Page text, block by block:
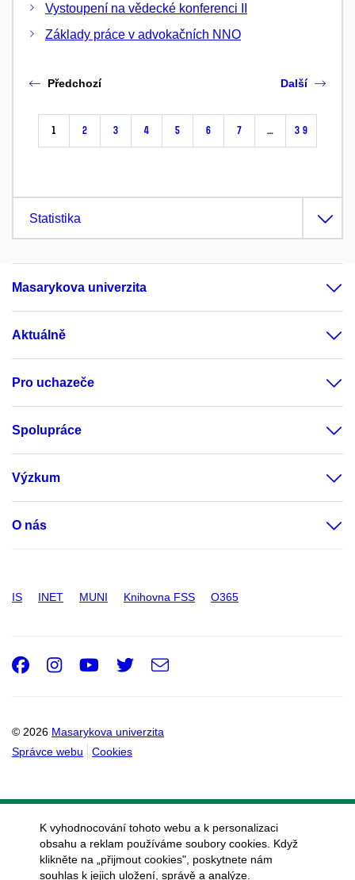
Vystoupení na vědecké konferenci II
Základy práce v advokačních NNO
Předchozí
1 2 3 4 5 6 7 … 39
Další
Statistika
Masarykova univerzita
Aktuálně
Pro uchazeče
Spolupráce
Výzkum
O nás
IS INET MUNI Knihovna FSS O365
© 2026 Masarykova univerzita
Správce webu
Cookies
Facebook
Instagram
Youtube
Twitter
e-
K vyhodnocování tohoto webu a k personalizaci
obsahu a reklam používáme soubory cookies. Když
klikněte na „přijmout cookies", poskytnete nám
souhlas k jejich uložení, správě a analýze.